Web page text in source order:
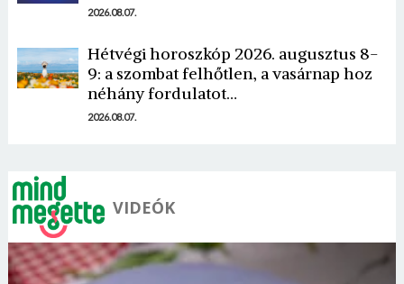
2026.08.07.
Hétvégi horoszkóp 2026. augusztus 8-
9: a szombat felhőtlen, a vasárnap hoz
néhány fordulatot…
2026.08.07.
VIDEÓK